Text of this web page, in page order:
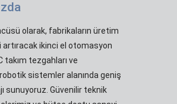
olarak, fabrikaların üretim
artıracak ikinci el otomasyon
takım tezgahları ve
sistemler alanında geniş
sunuyoruz. Güvenilir teknik